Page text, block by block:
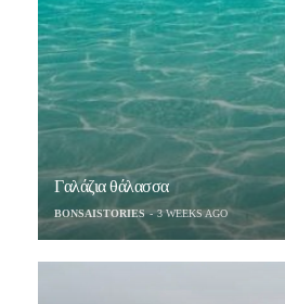
Γαλάζια θάλασσα
BONSAISTORIES 3 WEEKS AGO